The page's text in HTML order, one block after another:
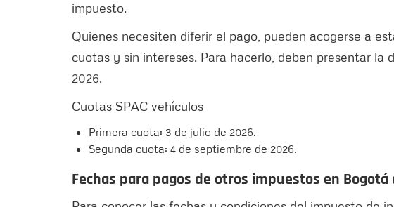
impuesto.
Quienes necesiten diferir el pago, pueden acogerse a
cuotas y sin intereses. Para hacerlo, deben presentar la
2026.
Cuotas SPAC vehículos
Primera cuota: 3 de julio de 2026.
Segunda cuota: 4 de septiembre de 2026.
Fechas para pagos de otros impuestos en